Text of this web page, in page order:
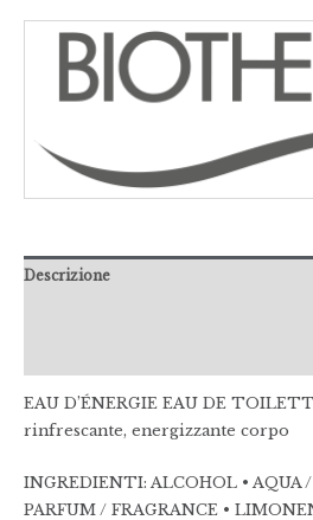
Descrizione
EAU D’ÉNERGIE EAU DE
rinfrescante, energizzante corpo
INGREDIENTI: ALCOHOL • AQUA /
PARFUM / FRAGRANCE •